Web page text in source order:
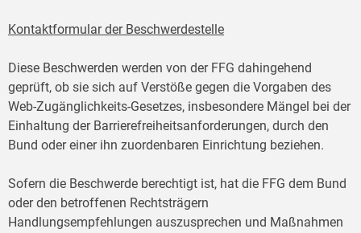
Kontaktformular der Beschwerdestelle
Diese Beschwerden werden von der FFG dahingehend
geprüft, ob sie sich auf Verstöße gegen die Vorgaben des
Web-Zugänglichkeits-Gesetzes, insbesondere Mängel bei der
Einhaltung der Barrierefreiheitsanforderungen, durch den
Bund oder einer ihn zuordenbaren Einrichtung beziehen.
Sofern die Beschwerde berechtigt ist, hat die FFG dem Bund
oder den betroffenen Rechtsträgern
Handlungsempfehlungen auszusprechen und Maßnahmen